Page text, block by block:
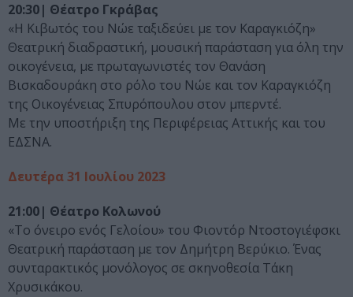
20:30| Θέατρο Γκράβας
«Η Κιβωτός του Νώε ταξιδεύει με τον Καραγκιόζη»
Θεατρική διαδραστική, μουσική παράσταση για όλη την
οικογένεια, με πρωταγωνιστές τον Θανάση
Βισκαδουράκη στο ρόλο του Νώε και τον Καραγκιόζη
της Οικογένειας Σπυρόπουλου στον μπερντέ.
Με την υποστήριξη της Περιφέρειας Αττικής και του
ΕΔΣΝΑ.
Δευτέρα 31 Ιουλίου 2023
21:00| Θέατρο Κολωνού
«Το όνειρο ενός Γελοίου» του Φιοντόρ Ντοστογιέφσκι
Θεατρική παράσταση με τον Δημήτρη Βερύκιο. Ένας
συνταρακτικός μονόλογος σε σκηνοθεσία Τάκη
Χρυσικάκου.